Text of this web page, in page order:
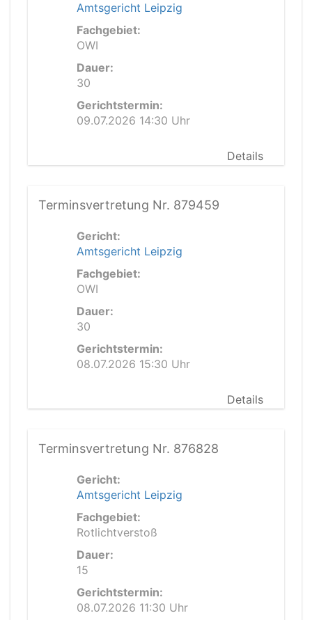
Amtsgericht Leipzig
Fachgebiet:
OWI
Dauer:
30
Gerichtstermin:
09.07.2026 14:30 Uhr
Details
Terminsvertretung Nr. 879459
Gericht:
Amtsgericht Leipzig
Fachgebiet:
OWI
Dauer:
30
Gerichtstermin:
08.07.2026 15:30 Uhr
Details
Terminsvertretung Nr. 876828
Gericht:
Amtsgericht Leipzig
Fachgebiet:
Rotlichtverstoß
Dauer:
15
Gerichtstermin:
08.07.2026 11:30 Uhr